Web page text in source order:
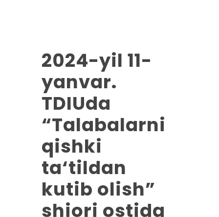
2024-yil 11-
yanvar.
TDIUda
“Talabalarni
qishki
ta‘tildan
kutib olish”
shiori ostida